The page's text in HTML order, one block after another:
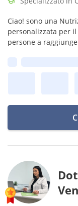
Ciao! sono una
personalizzata per
persone a